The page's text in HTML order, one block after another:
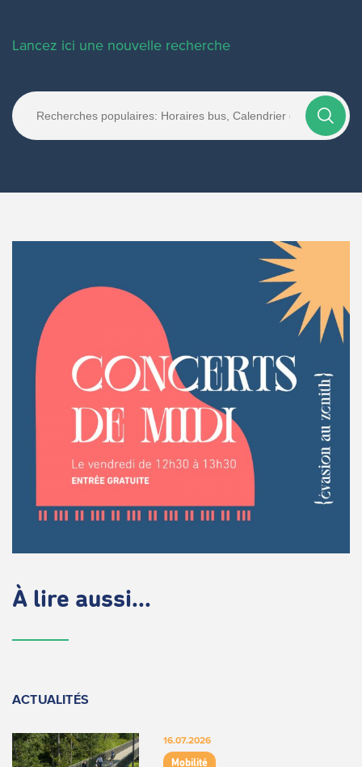
Lancez ici une nouvelle recherche
À lire aussi...
ACTUALITÉS
16.07.2026
Mobilité